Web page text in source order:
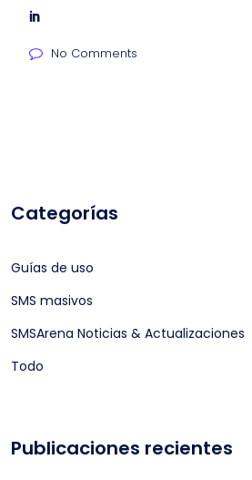
No Comments
Categorías
Guías de uso
SMS masivos
SMSArena Noticias & Actualizaciones
Todo
Publicaciones recientes